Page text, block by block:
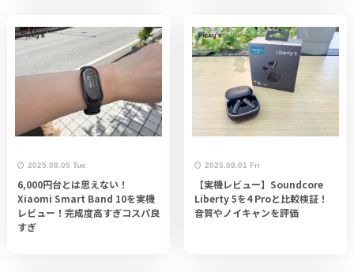
2025.08.05 Tue
6,000円台とは思えない！
Xiaomi Smart Band 10を実機
レビュー！完成度高すぎコスパ良
すぎ
2025.08.01 Fri
【実機レビュー】Soundcore
Liberty 5を4 Proと比較検証！
音質やノイキャンを評価